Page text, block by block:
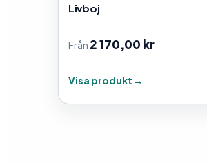
Livboj
Från 2 170,00 kr
Visa produkt